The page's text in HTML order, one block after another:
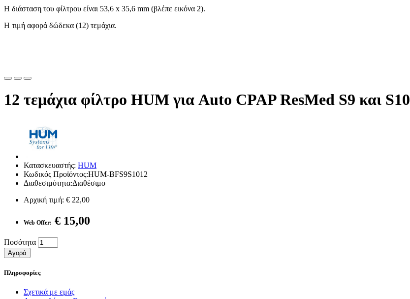
Η διάσταση του φίλτρου είναι 53,6 x 35,6 mm (βλέπε εικόνα 2).
Η τιμή αφορά δώδεκα (12) τεμάχια.
12 τεμάχια φίλτρο HUM για Auto CPAP ResMed S9 και S10
Κατασκευαστής: HUM
Κωδικός Προϊόντος:HUM-BFS9S1012
Διαθεσιμότητα:Διαθέσιμο
Αρχική τιμή: € 22,00
Web Offer: € 15,00
Ποσότητα
Αγορά
Πληροφορίες
Σχετικά με εμάς